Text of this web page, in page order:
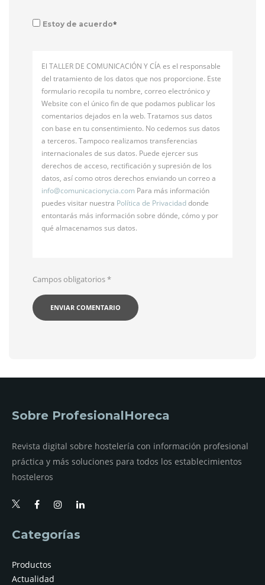
Estoy de acuerdo*
El TALLER DE COMUNICACIÓN Y CÍA es el responsable
del tratamiento de los datos que nos proporcione. Este
formulario recopila tu nombre, correo electrónico y
Website con el único fin de que podamos publicar los
comentarios dejados en la web. Tratamos sus datos
con base en tu consentimiento. No cedemos sus datos
a terceros. Tampoco realizamos transferencias
internacionales de sus datos. Puede ejercer sus
derechos de acceso, rectificación y supresión de los
datos, así como otros derechos enviando un correo a
info@comunicacionycia.com Para más información
puedes visitar nuestra Política de Privacidaddonde
entontarás más información sobre dónde, cómo y por
qué almacenamos sus datos.
Campos obligatorios*
Sobre ProfesionalHoreca
Revista digital sobre hostelería con información profesional
práctica y más soluciones para todos los establecimientos
hosteleros
Categorías
Productos
Actualidad